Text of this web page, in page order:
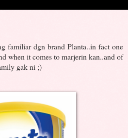
familiar dgn brand Planta..in fact one
when it comes to marjerin kan..and of
gak ni ;)